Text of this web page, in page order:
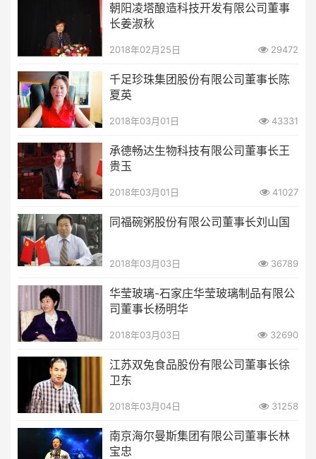
朝阳凌塔酿造科技开发有限公司董事
长姜淑秋
2018年02月25日 29472
千足珍珠集团股份有限公司董事长陈
夏英
2018年03月01日 43331
承德畅达生物科技有限公司董事长王
贵玉
2018年03月01日 41027
同福碗粥股份有限公司董事长刘山国
2018年03月03日 36789
华莹玻璃-石家庄华莹玻璃制品有限公
司董事长杨明华
2018年03月03日 32690
江苏双兔食品股份有限公司董事长徐
卫东
2018年03月04日 31258
南京海尔曼斯集团有限公司董事长林
宝忠